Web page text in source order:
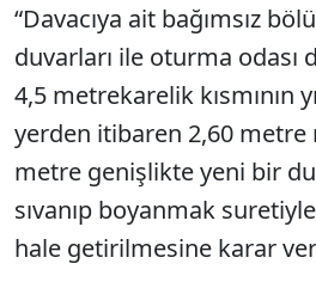
“Davacıya ait bağımsız
duvarları ile oturma odası
4,5 metrekarelik kısmının
yerden itibaren 2,60 metre
metre genişlikte yeni bir
sıvanıp boyanmak
hale getirilmesine karar